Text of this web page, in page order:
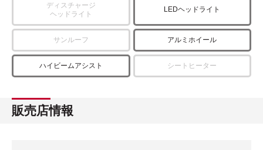
ディスチャージ
ヘッドライト
LEDヘッドライト
サンルーフ アルミホイール
ハイビームアシスト シートヒーター
販売店情報